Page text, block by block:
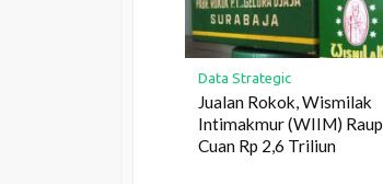
Data Strategic
Jualan Rokok, Wismilak
Intimakmur (WIIM) Raup
Cuan Rp 2,6 Triliun